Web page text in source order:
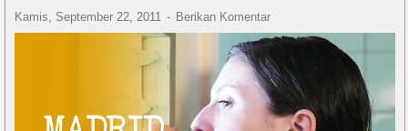
Kamis, September 22, 2011 Berikan Komentar